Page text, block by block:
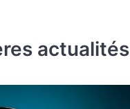
actualités